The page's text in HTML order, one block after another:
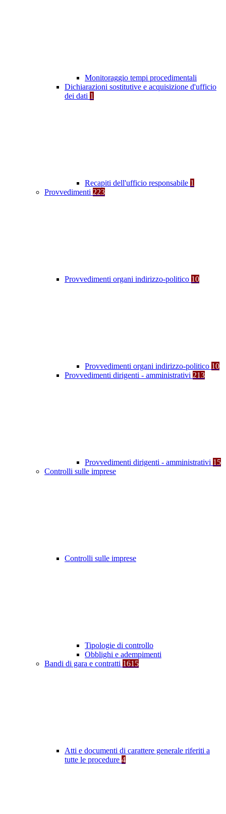
Monitoraggio tempi procedimentali
Dichiarazioni sostitutive e acquisizione d'ufficio
dei dati 1
Recapiti dell'ufficio responsabile 1
Provvedimenti 223
Provvedimenti organi indirizzo-politico 10
Provvedimenti organi indirizzo-politico 10
Provvedimenti dirigenti - amministrativi 213
Provvedimenti dirigenti - amministrativi 15
Controlli sulle imprese
Controlli sulle imprese
Tipologie di controllo
Obblighi e adempimenti
Bandi di gara e contratti 1615
Atti e documenti di carattere generale riferiti a
tutte le procedure 4